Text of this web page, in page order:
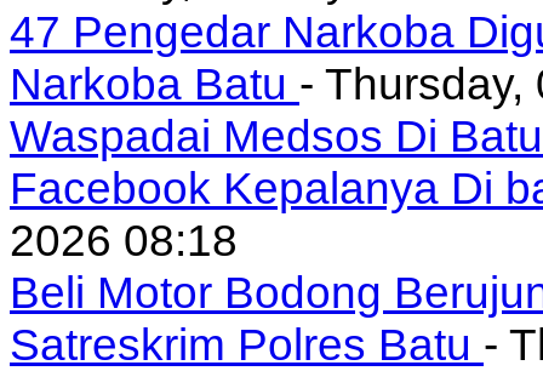
47 Pengedar Narkoba
Narkoba Batu - Thursday,
Waspadai Medsos Di
Facebook Kepalanya Di
2026 08:18
Beli Motor Bodong
Satreskrim Polres Batu -